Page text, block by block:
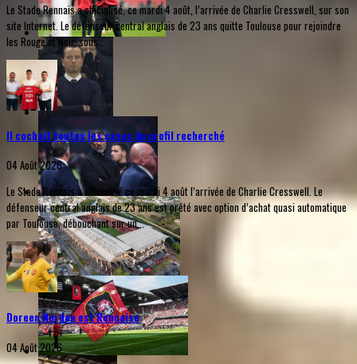
Le Stade Rennais a officialisé, ce mardi 4 août, l’arrivée de Charlie Cresswell, sur son
site Internet. Le défenseur central anglais de 23 ans quitte Toulouse pour rejoindre
les Rouge et Noir, sous...
Il cochait toutes les cases du profil recherché
04 Août 2026
Le Stade Rennais a officialisé ce mardi 4 août l’arrivée de Charlie Cresswell. Le
défenseur central anglais de 23 ans est prêté avec option d’achat quasi automatique
par Toulouse, débouchant sur un...
Doreen Norden est Rennaise
04 Août 2026